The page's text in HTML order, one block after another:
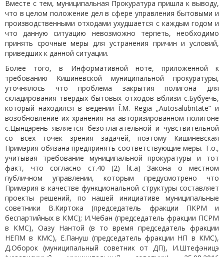
Вместе с тем, муниципальная Прокуратура пришла к выводу,
что в целом положение дел в сфере управления бытовыми и
производственными отходами ухудшается с каждым годом и
что данную ситуацию невозможно терпеть, необходимо
принять срочные меры для устранения причин и условий,
приведших к данной ситуации.
Более того, в Информативной ноте, приложенной к
требованию Кишиневской муниципальной прокуратуры,
уточнялось что проблема закрытия полигона для
складирования твердых бытовых отходов вблизи с.Бубуечь,
который находился в ведении Î.M. Regia „Autosalubritate” и
возобновление их хранения на авторизированном полигоне
с.Цынцэрень является безотлагательной и чувствительной
со всех точек зрения задачей, поэтому Кишиневская
Примэрия обязана предпринять соответствующие меры. Т.о.,
учитывая требование муниципальной прокуратуры и тот
факт, что согласно ст.40 (2) lit.a) Закона о местном
публичном управлении, которым предусмотрено что
Примэрия в качестве функциональной структуры составляет
проекты решений, по нашей инициативе муниципальные
советники В.Киртока (председатель фракции ПКРМ и
беспартийных в КМС); И.Чебан (председатель фракции ПСРМ
в КМС), Оазу Нантой (в то время председатель фракции
НЕПМ в КМС), Е.Пануш (председатель фракции НП в КМС),
Д.Оборок (муниципальный советник от ДП), И.Штефэницэ